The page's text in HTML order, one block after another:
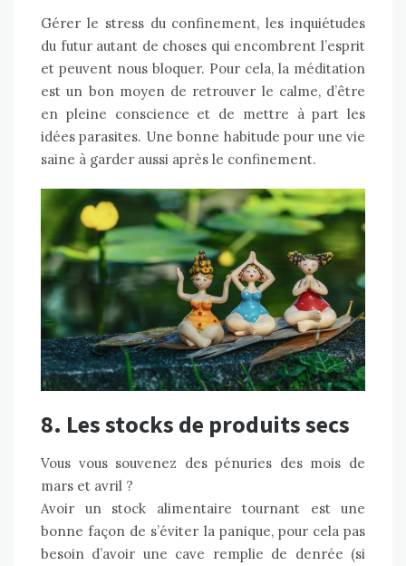
Gérer le stress du confinement, les inquiétudes
du futur autant de choses qui encombrent l’esprit
et peuvent nous bloquer. Pour cela, la méditation
est un bon moyen de retrouver le calme, d’être
en pleine conscience et de mettre à part les
idées parasites. Une bonne habitude pour une vie
saine à garder aussi après le confinement.
8. Les stocks de produits secs
Vous vous souvenez des pénuries des mois de
mars et avril ?
Avoir un stock alimentaire tournant est une
bonne façon de s’éviter la panique, pour cela pas
besoin d’avoir une cave remplie de denrée (si